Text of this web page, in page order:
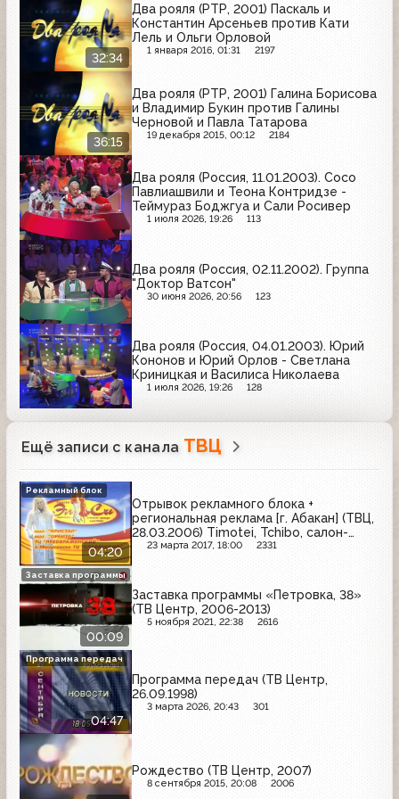
32:34
Два рояля (РТР, 2001) Паскаль и
Константин Арсеньев против Кати
Лель и Ольги Орловой
1 января 2016, 01:31 2197
36:15
Два рояля (РТР, 2001) Галина Борисова
и Владимир Букин против Галины
Черновой и Павла Татарова
19 декабря 2015, 00:12 2184
Два рояля (Россия, 11.01.2003). Сосо
Павлиашвили и Теона Контридзе -
Теймураз Боджгуа и Сали Росивер
1 июля 2026, 19:26 113
Два рояля (Россия, 02.11.2002). Группа
"Доктор Ватсон"
30 июня 2026, 20:56 123
Два рояля (Россия, 04.01.2003). Юрий
Кононов и Юрий Орлов - Светлана
Криницкая и Василиса Николаева
1 июля 2026, 19:26 128
Ещё записи с канала ТВЦ
04:20
Отрывок рекламного блока +
региональная реклама [г. Абакан] (ТВЦ,
28.03.2006) Timotei, Tchibo, салон-
магазин "Елена", магазин "Детская
23 марта 2017, 18:00 2331
Рекламный блок
00:09
Заставка программы «Петровка, 38»
(ТВ Центр, 2006-2013)
5 ноября 2021, 22:38 2616
Заставка программы
04:47
Программа передач (ТВ Центр,
26.09.1998)
3 марта 2026, 20:43 301
Программа передач
Рождество (ТВ Центр, 2007)
8 сентября 2015, 20:08 2006